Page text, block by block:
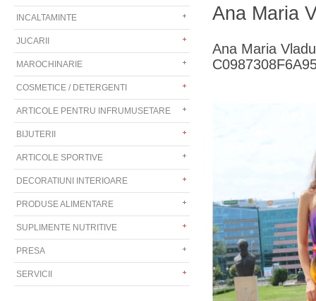
INCALTAMINTE
JUCARII
MAROCHINARIE
COSMETICE / DETERGENTI
ARTICOLE PENTRU INFRUMUSETARE
BIJUTERII
ARTICOLE SPORTIVE
DECORATIUNI INTERIOARE
PRODUSE ALIMENTARE
SUPLIMENTE NUTRITIVE
PRESA
SERVICII
Ana Maria
Ana Maria